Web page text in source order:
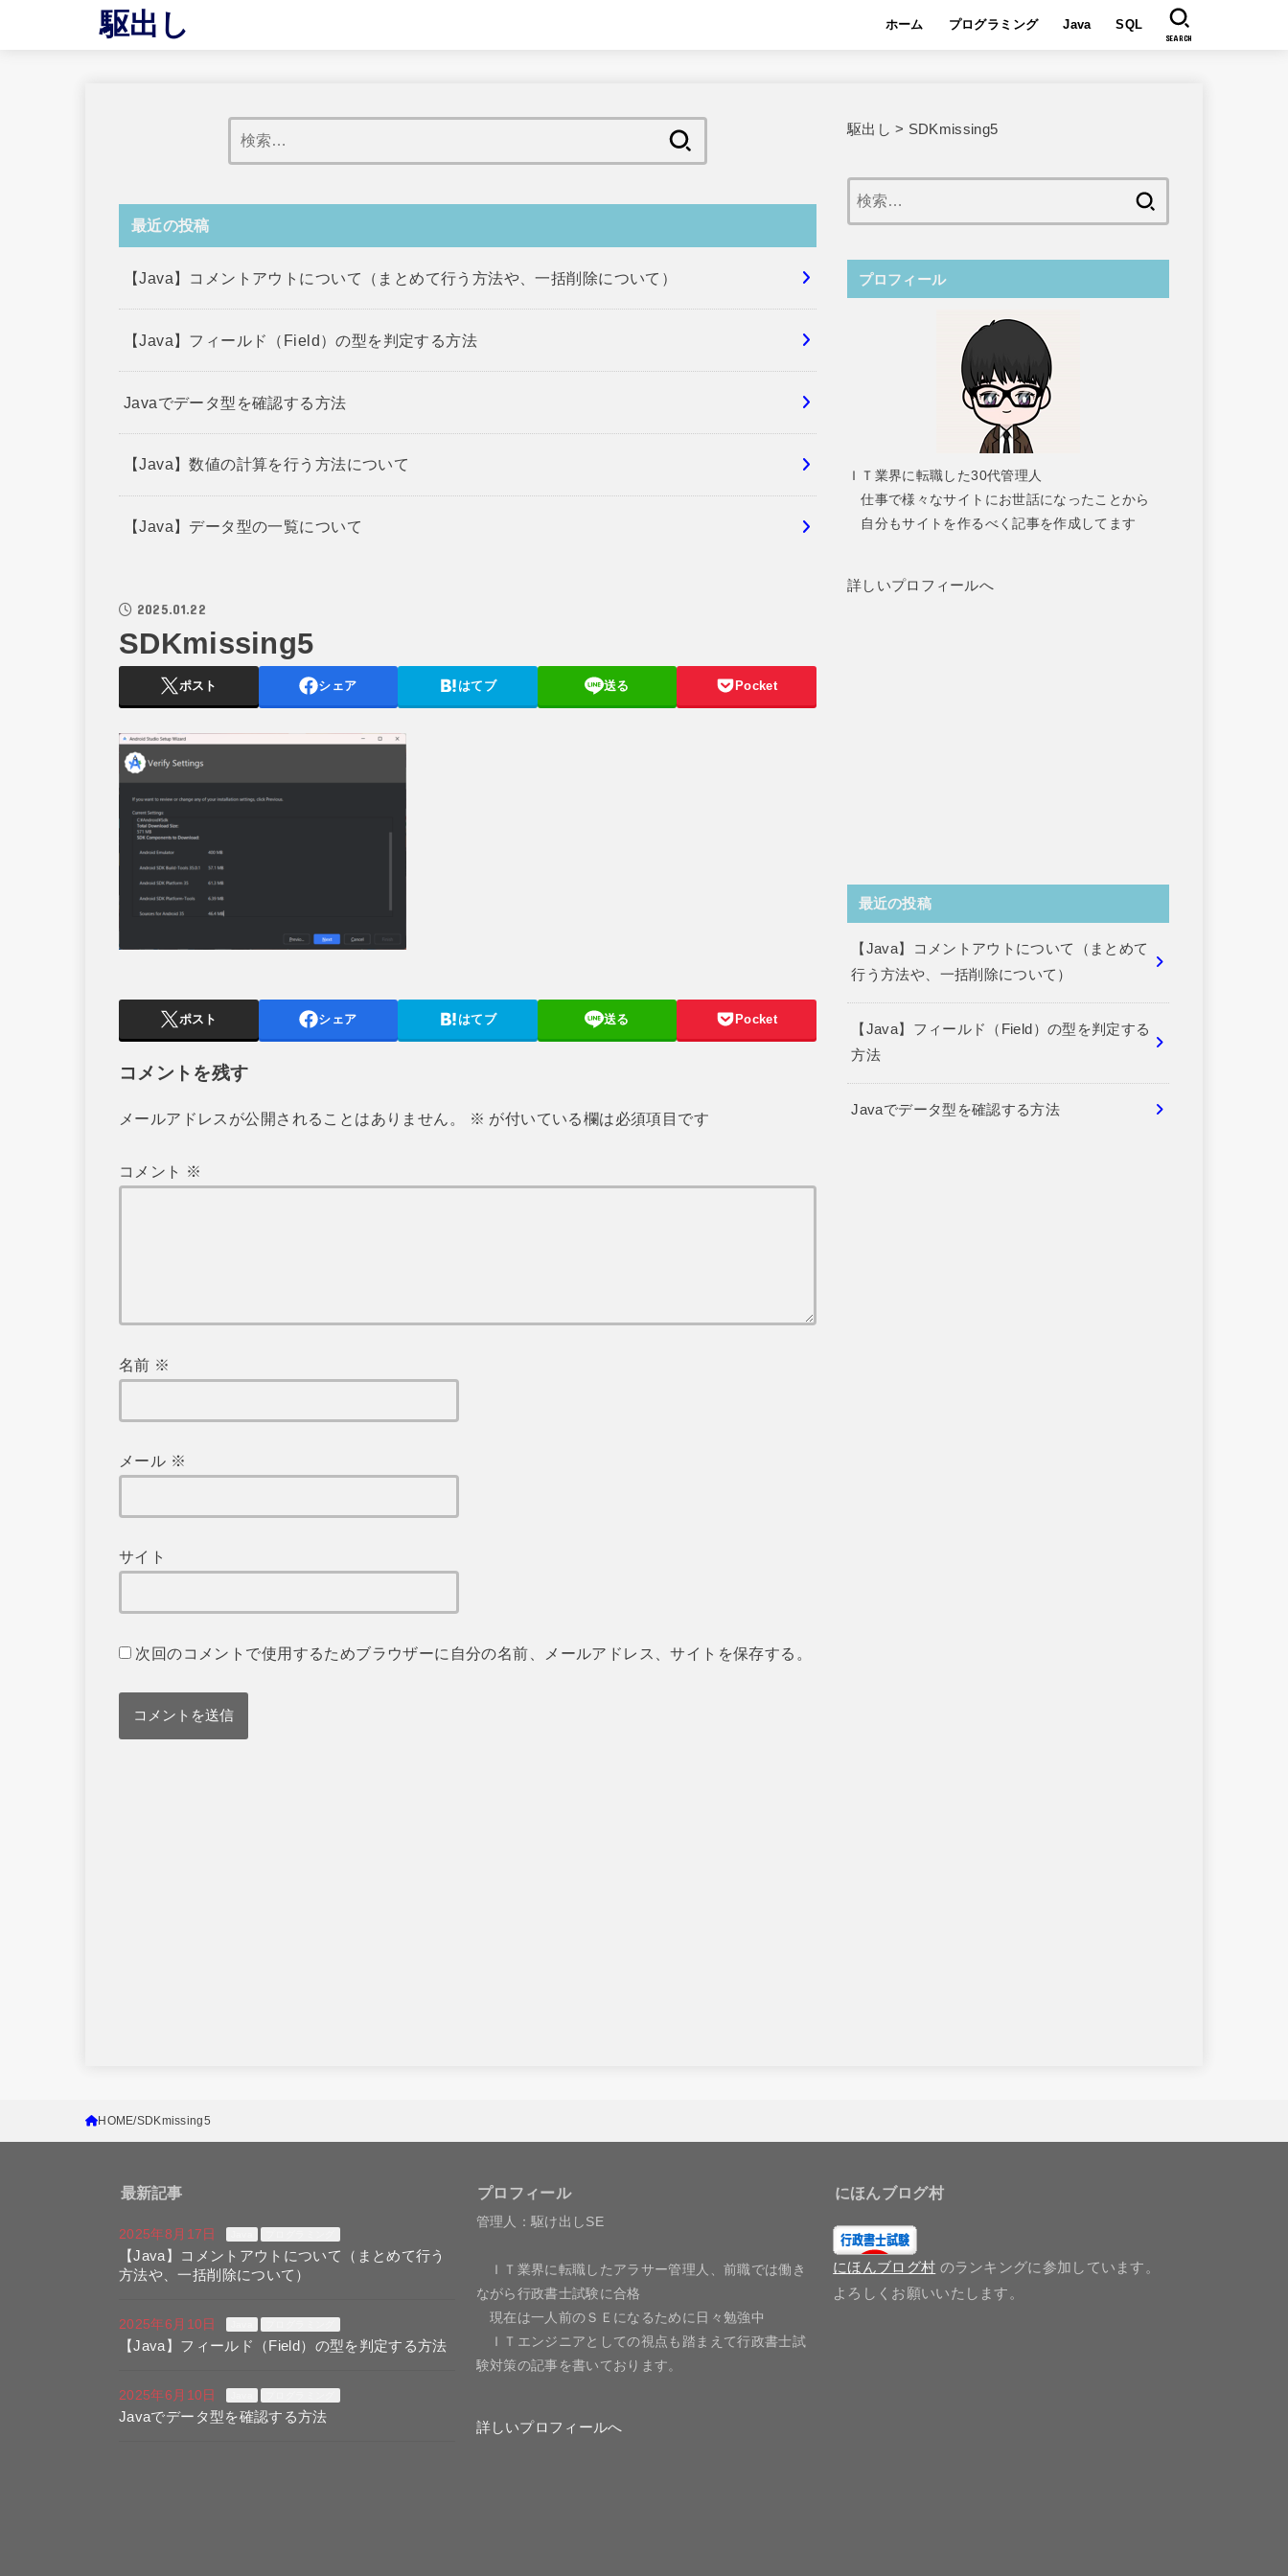
駆出し ホーム プログラミング Java SQL
SEARCH
索:
最近の投稿
【Java】コメントアウトについて（まとめて行う方法や、一括削除について）
【Java】フィールド（Field）の型を判定する方法
Javaでデータ型を確認する方法
【Java】数値の計算を行う方法について
【Java】データ型の一覧について
2025.01.22
SDKmissing5
ポスト シェア はてブ 送る Pocket
ポスト シェア はてブ 送る Pocket
コメントを残す
メールアドレスが公開されることはありません。 ※ が付いている欄は必須項目です
コメント ※
名前 ※
メール ※
サイト
次回のコメントで使用するためブラウザーに自分の名前、メールアドレス、サイトを保存する。
駆出し > SDKmissing5
プロフィール
ＩＴ業界に転職した30代管理人
仕事で様々なサイトにお世話になったことから
自分もサイトを作るべく記事を作成してます
詳しいプロフィールへ
最近の投稿
【Java】コメントアウトについて（まとめて
行う方法や、一括削除について）
【Java】フィールド（Field）の型を判定する
方法
Javaでデータ型を確認する方法
HOME SDKmissing5
最新記事
2025年8月17日
【Java】コメントアウトについて（まとめて行う
方法や、一括削除について）
2025年6月10日
【Java】フィールド（Field）の型を判定する方法
2025年6月10日
Javaでデータ型を確認する方法
プロフィール
管理人：駆け出しSE
ＩＴ業界に転職したアラサー管理人、前職では働き
ながら行政書士試験に合格
現在は一人前のＳＥになるために日々勉強中
ＩＴエンジニアとしての視点も踏まえて行政書士試
験対策の記事を書いております。
詳しいプロフィールへ
にほんブログ村
にほんブログ村 のランキングに参加しています。
よろしくお願いいたします。